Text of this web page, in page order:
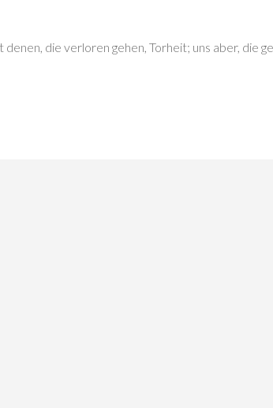
die verloren gehen, Torheit; uns aber, die